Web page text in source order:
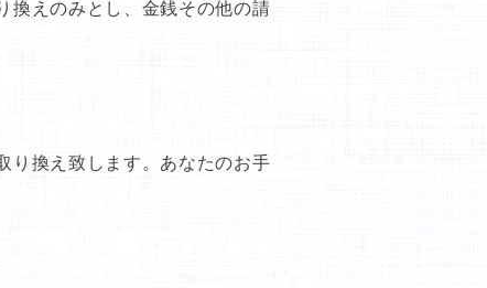
換えのみとし、金銭その他の請
り換え致します。あなたのお手